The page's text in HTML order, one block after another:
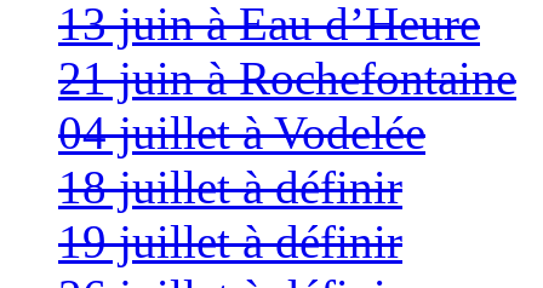
13 juin à Eau d’Heure
21 juin à Rochefontaine
04 juillet à Vodelée
18 juillet à définir
19 juillet à définir